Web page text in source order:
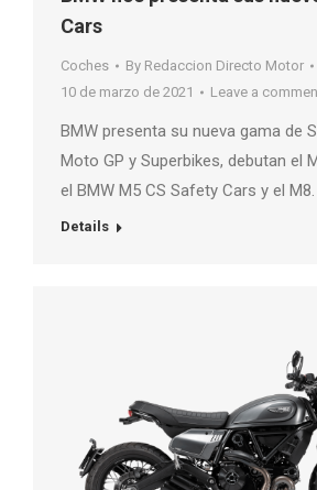
Cars
Coches By Redaccion Directo Motor
10 de marzo de 2021
Leave a
BMW presenta su nueva gama de
Moto GP y Superbikes, debutan el
el BMW M5 CS Safety Cars y el M8.
Details